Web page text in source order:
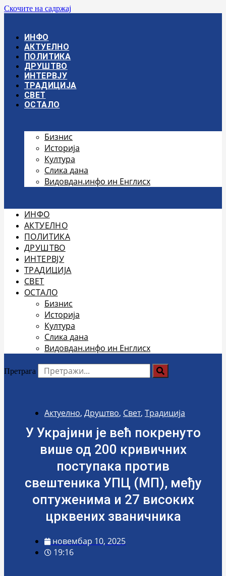
Скочите на садржај
ИНФО
АКТУЕЛНО
ПОЛИТИКА
ДРУШТВО
ИНТЕРВЈУ
ТРАДИЦИЈА
СВЕТ
ОСТАЛО
Бизнис
Историја
Култура
Слика дана
Видовдан.инфо ин Енглисх
ИНФО
АКТУЕЛНО
ПОЛИТИКА
ДРУШТВО
ИНТЕРВЈУ
ТРАДИЦИЈА
СВЕТ
ОСТАЛО
Бизнис
Историја
Култура
Слика дана
Видовдан.инфо ин Енглисх
Претрага
Актуелно, Друштво, Свет, Традиција
У Украјини је већ покренуто
више од 200 кривичних
поступака против
свештеника УПЦ (МП), међу
оптуженима и 27 високих
црквених званичника
новембар 10, 2025
19:16